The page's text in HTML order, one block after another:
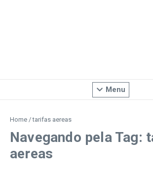
Menu
Home /tarifas aereas
Navegando pela Tag:
aereas